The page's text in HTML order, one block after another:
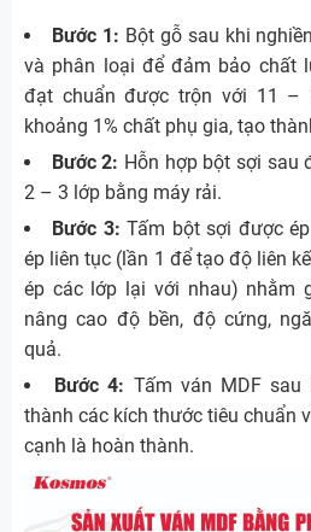
Bước 1: Bột gỗ sau khi
và phân loại để đảm bảo chất
đạt chuẩn được trộn với 11 –
khoảng 1% chất phụ gia, tạo
Bước 2: Hỗn hợp bột sợi sau
2 – 3 lớp bằng máy rải.
Bước 3: Tấm bột sợi được
ép liên tục (lần 1 để tạo độ liên
ép các lớp lại với nhau) nhằm
nâng cao độ bền, độ cứng,
quả.
Bước 4: Tấm ván MDF
thành các kích thước tiêu chuẩn
cạnh là hoàn thành.